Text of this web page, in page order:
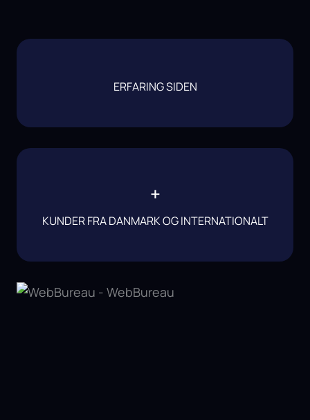
ERFARING SIDEN
+
KUNDER FRA DANMARK OG INTERNATIONALT